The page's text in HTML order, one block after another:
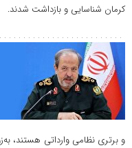
و بازداشت شدند.
سرپرست
مسلح گفت:
هستند، به‌زودی خواهند